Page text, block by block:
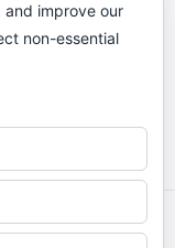
Los Derechos
improve our
non-essential